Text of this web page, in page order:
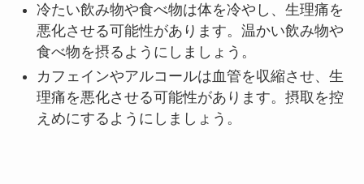
冷たい飲み物や食べ物は体を冷やし、生理痛を
悪化させる可能性があります。温かい飲み物や
食べ物を摂るようにしましょう。
カフェインやアルコールは血管を収縮させ、生
理痛を悪化させる可能性があります。摂取を控
えめにするようにしましょう。